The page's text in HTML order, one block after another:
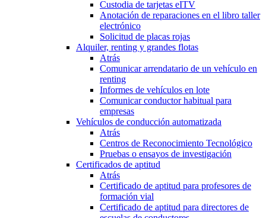
Custodia de tarjetas eITV
Anotación de reparaciones en el libro taller
electrónico
Solicitud de placas rojas
Alquiler, renting y grandes flotas
Atrás
Comunicar arrendatario de un vehículo en
renting
Informes de vehículos en lote
Comunicar conductor habitual para
empresas
Vehículos de conducción automatizada
Atrás
Centros de Reconocimiento Tecnológico
Pruebas o ensayos de investigación
Certificados de aptitud
Atrás
Certificado de aptitud para profesores de
formación vial
Certificado de aptitud para directores de